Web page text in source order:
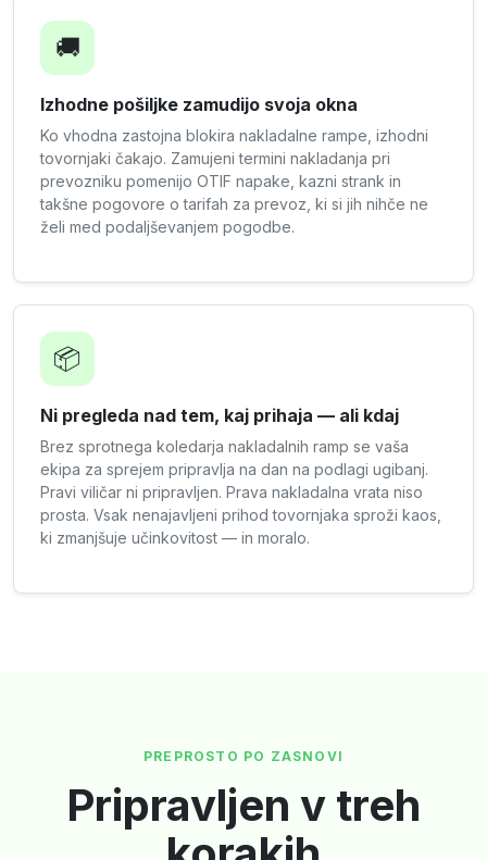
🚚
Izhodne pošiljke zamudijo svoja okna
Ko vhodna zastojna blokira nakladalne rampe, izhodni
tovornjaki čakajo. Zamujeni termini nakladanja pri
prevozniku pomenijo OTIF napake, kazni strank in
takšne pogovore o tarifah za prevoz, ki si jih nihče ne
želi med podaljševanjem pogodbe.
📦
Ni pregleda nad tem, kaj prihaja — ali kdaj
Brez sprotnega koledarja nakladalnih ramp se vaša
ekipa za sprejem pripravlja na dan na podlagi ugibanj.
Pravi viličar ni pripravljen. Prava nakladalna vrata niso
prosta. Vsak nenajavljeni prihod tovornjaka sproži kaos,
ki zmanjšuje učinkovitost — in moralo.
PREPROSTO PO ZASNOVI
Pripravljen v treh